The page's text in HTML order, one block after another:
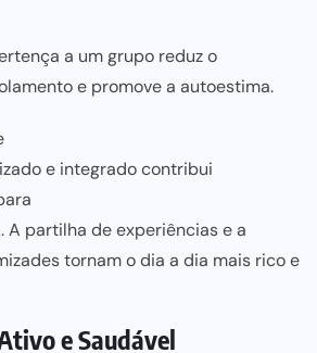
a um grupo reduz o
e promove a autoestima.
e integrado contribui
A partilha de experiências e a
tornam o dia a dia mais rico e
e Saudável